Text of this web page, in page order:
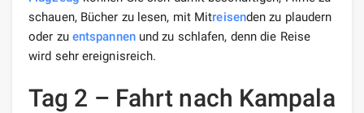
schauen, Bücher zu lesen, mit Mitreisenden zu plaudern
oder zu entspannenund zu schlafen, denn die Reise
wird sehr ereignisreich.
Tag 2 – Fahrt nach Kampala